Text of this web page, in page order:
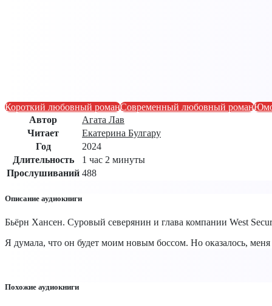
Короткий любовный романСовременный любовный роман
Автор
Агата Лав
Читает
Екатерина Булгару
Год
2024
Длительность
1 час 2 минуты
Прослушиваний 488
Описание аудиокниги
Бьёрн Хансен. Суровый северянин и глава компании West
Я думала, что он будет моим новым боссом. Но оказалось,
Похожие аудиокниги